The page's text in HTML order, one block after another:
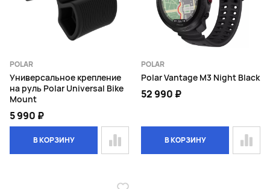
POLAR
Универсальное крепление
на руль Polar Universal Bike
Mount
5 990 ₽
В КОРЗИНУ
POLAR
Polar Vantage M3 Night Black
52 990 ₽
В КОРЗИНУ